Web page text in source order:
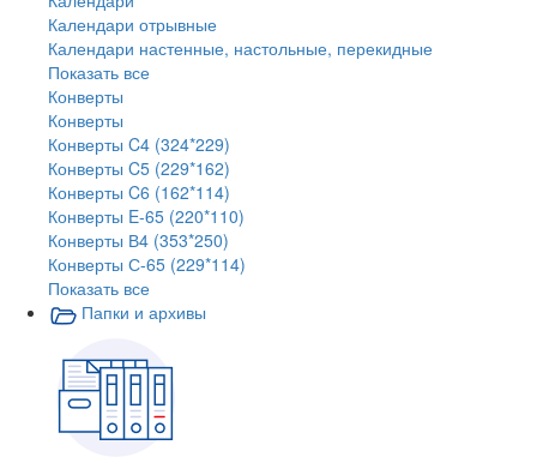
Календари отрывные
Календари настенные, настольные, перекидные
Показать все
Конверты
Конверты
Конверты C4 (324*229)
Конверты C5 (229*162)
Конверты C6 (162*114)
Конверты E-65 (220*110)
Конверты В4 (353*250)
Конверты С-65 (229*114)
Показать все
Папки и архивы